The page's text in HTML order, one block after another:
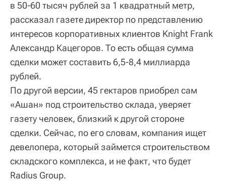
в 50-60 тысяч рублей за 1 квадратный метр,
рассказал газете директор по представлению
интересов корпоративных клиентов Knight Frank
Александр Кацегоров. То есть общая сумма
сделки может составить 6,5-8,4 миллиарда
рублей.
По другой версии, 45 гектаров приобрел сам
«Ашан» под строительство склада, уверяет
газету человек, близкий к другой стороне
сделки. Сейчас, по его словам, компания ищет
девелопера, который займется строительством
складского комплекса, и не факт, что будет
Radius Group.